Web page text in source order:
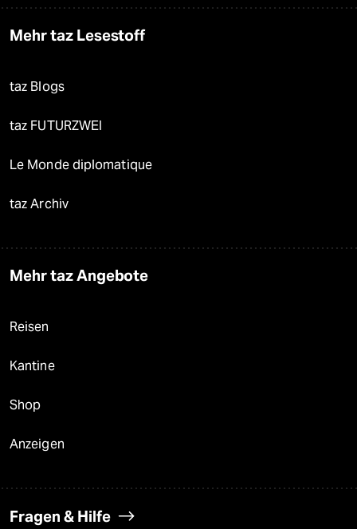
Mehr taz Lesestoff
taz Blogs
taz FUTURZWEI
Le Monde diplomatique
taz Archiv
Mehr taz Angebote
Reisen
Kantine
Shop
Anzeigen
Fragen & Hilfe